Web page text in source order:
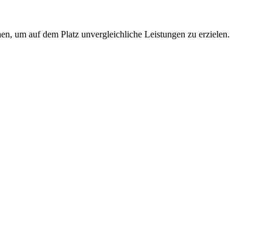
um auf dem Platz unvergleichliche Leistungen zu erzielen.